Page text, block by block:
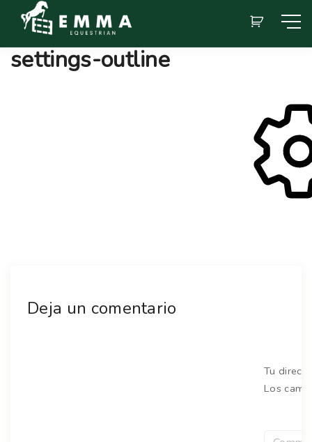
settings-outline
Deja un comentario
Tu
Los